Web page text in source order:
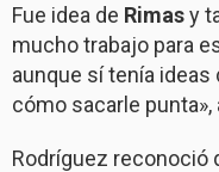
Fue idea de Rimasy
mucho trabajo para
aunque sí tenía ideas
cómo sacarle punta»,
Rodríguez reconoció